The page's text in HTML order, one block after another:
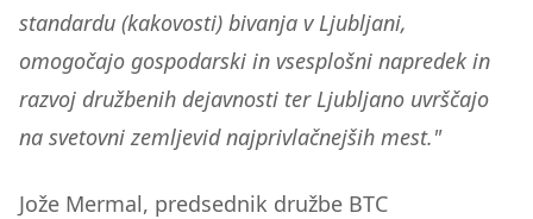
standardu (kakovosti) bivanja v Ljubljani,
omogočajo gospodarski in vsesplošni napredek in
razvoj družbenih dejavnosti ter Ljubljano uvrščajo
na svetovni zemljevid najprivlačnejših mest."
Jože Mermal, predsednik družbe BTC